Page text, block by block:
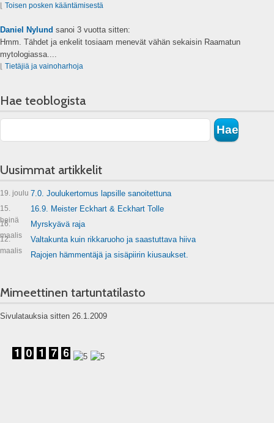
⌊ Toisen posken kääntämisestä
Daniel Nylund sanoi 3 vuotta sitten:
Hmm. Tähdet ja enkelit tosiaam menevät vähän sekaisin Raamatun
mytologiassa....
⌊ Tietäjiä ja vainoharhoja
Hae teoblogista
Uusimmat artikkelit
19. joulu 7.0. Joulukertomus lapsille sanoitettuna
15.
heinä
16.9. Meister Eckhart & Eckhart Tolle
16.
maalis
Myrskyävä raja
12.
maalis
Valtakunta kuin rikkaruoho ja saastuttava hiiva
Rajojen hämmentäjä ja sisäpiirin kiusaukset.
Mimeettinen tartuntatilasto
Sivulatauksia sitten 26.1.2009